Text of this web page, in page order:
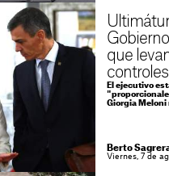
que
El ejecutivo
Giorgia Meloni
Berto
Viernes, 7 de